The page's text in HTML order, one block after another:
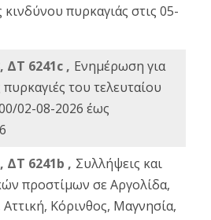
πυρκαγιάς στις 05-
ΔΤ 6241c , Ενημέρωση για
του τελευταίου
02-08-2026 έως
ΔΤ 6241b , Συλλήψεις και
προστίμων σε Αργολίδα,
Κόρινθος, Μαγνησία,